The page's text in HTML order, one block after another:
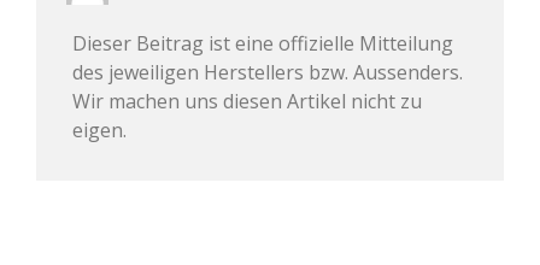
Dieser Beitrag ist eine offizielle Mitteilung
des jeweiligen Herstellers bzw. Aussenders.
Wir machen uns diesen Artikel nicht zu
eigen.